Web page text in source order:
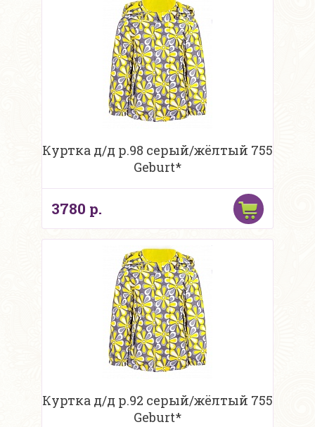
Куртка д/д р.98 серый/жёлтый 755
Geburt*
3780 р.
Куртка д/д р.92 серый/жёлтый 755
Geburt*